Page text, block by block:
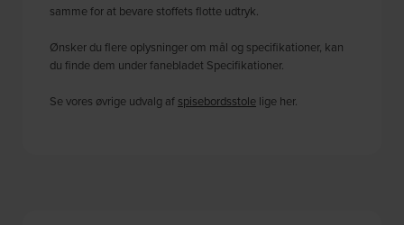
samme for at bevare stoffets flotte udtryk.
Ønsker du flere oplysninger om mål og specifikationer, kan
du finde dem under fanebladet Specifikationer.
Se vores øvrige udvalg af spisebordsstole lige her.